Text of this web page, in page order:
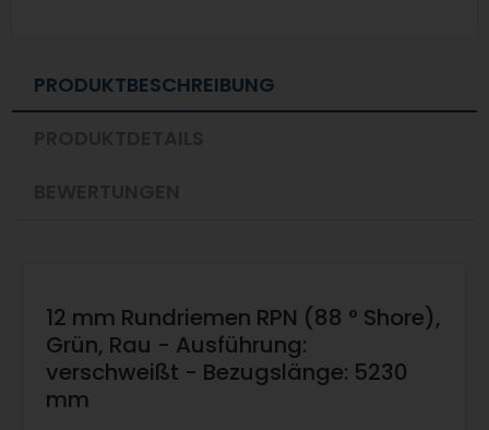
PRODUKTBESCHREIBUNG
12 mm Rundriemen RPN (88 ° Shore),
Grün, Rau - Ausführung:
verschweißt - Bezugslänge: 5230
mm